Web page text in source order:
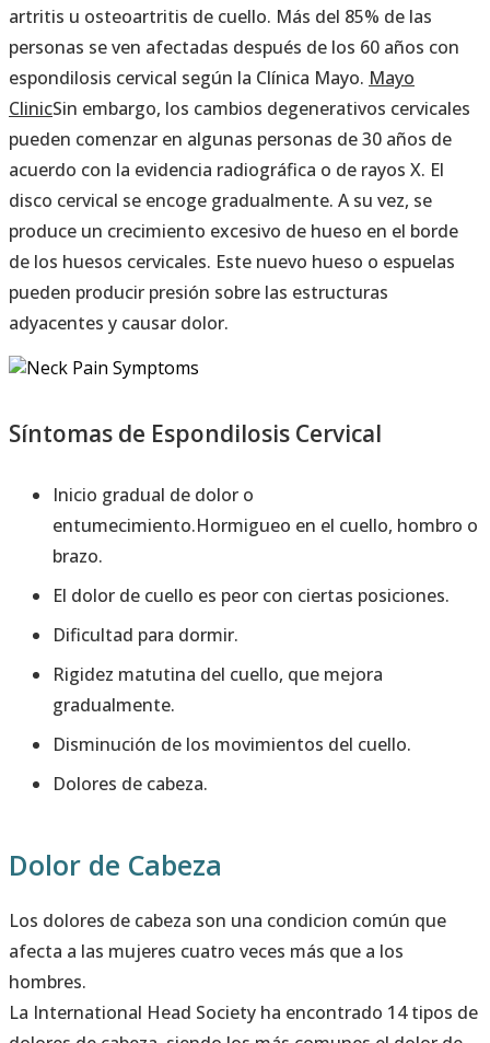
artritis u osteoartritis de cuello. Más del 85% de las
personas se ven afectadas después de los 60 años con
espondilosis cervical según la Clínica Mayo. Mayo
ClinicSin embargo, los cambios degenerativos cervicales
pueden comenzar en algunas personas de 30 años de
acuerdo con la evidencia radiográfica o de rayos X. El
disco cervical se encoge gradualmente. A su vez, se
produce un crecimiento excesivo de hueso en el borde
de los huesos cervicales. Este nuevo hueso o espuelas
pueden producir presión sobre las estructuras
adyacentes y causar dolor.
Síntomas de Espondilosis Cervical
Inicio gradual de dolor o
entumecimiento.Hormigueo en el cuello, hombro o
brazo.
El dolor de cuello es peor con ciertas posiciones.
Dificultad para dormir.
Rigidez matutina del cuello, que mejora
gradualmente.
Disminución de los movimientos del cuello.
Dolores de cabeza.
Dolor de Cabeza
Los dolores de cabeza son una condicion común que
afecta a las mujeres cuatro veces más que a los
hombres.
La International Head Society ha encontrado 14 tipos de